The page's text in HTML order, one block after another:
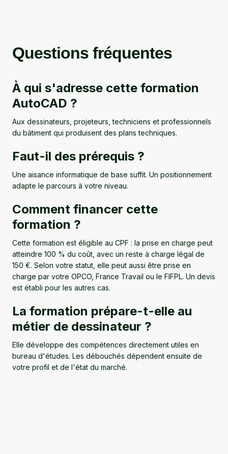
Questions fréquentes
À qui s'adresse cette formation
AutoCAD ?
Aux dessinateurs, projeteurs, techniciens et professionnels
du bâtiment qui produisent des plans techniques.
Faut-il des prérequis ?
Une aisance informatique de base suffit. Un positionnement
adapte le parcours à votre niveau.
Comment financer cette
formation ?
Cette formation est éligible au CPF : la prise en charge peut
atteindre 100 % du coût, avec un reste à charge légal de
150 €. Selon votre statut, elle peut aussi être prise en
charge par votre OPCO, France Travail ou le FIFPL. Un devis
est établi pour les autres cas.
La formation prépare-t-elle au
métier de dessinateur ?
Elle développe des compétences directement utiles en
bureau d'études. Les débouchés dépendent ensuite de
votre profil et de l'état du marché.